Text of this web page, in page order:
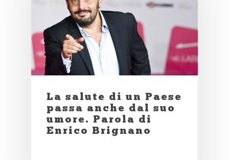
La salute di un Paese
passa anche dal suo
umore. Parola di
Enrico Brignano